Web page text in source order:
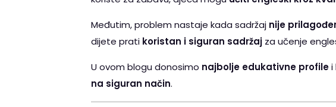
Međutim, problem nastaje kada sadržaj nije
dijete prati koristan i siguran sadržajza učenje
U ovom blogu donosimo najbolje edukativne profilei
na siguran način.